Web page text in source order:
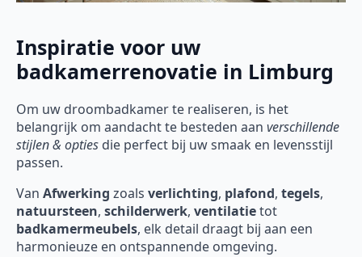
Inspiratie voor uw
badkamerrenovatie in Limburg
Om uw droombadkamer te realiseren, is het
belangrijk om aandacht te besteden aan verschillende
stijlen & opties die perfect bij uw smaak en levensstijl
passen.
Van Afwerking zoals verlichting, plafond, tegels,
natuursteen, schilderwerk, ventilatietot
badkamermeubels, elk detail draagt bij aan een
harmonieuze en ontspannende omgeving.